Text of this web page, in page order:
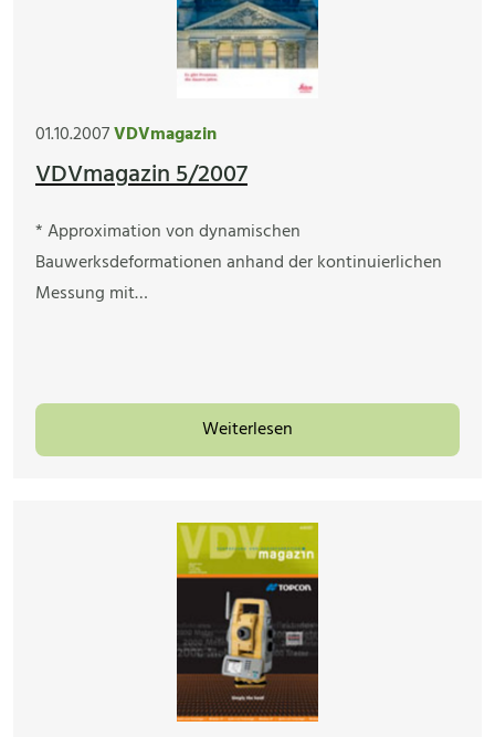
01.10.2007VDVmagazin
VDVmagazin 5/2007
* Approximation von dynamischen
Bauwerksdeformationen anhand der kontinuierlichen
Messung mit…
Weiterlesen